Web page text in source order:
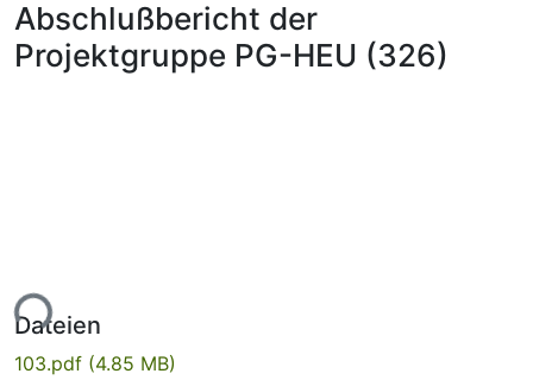
FAQ
Abschlußbericht der
Projektgruppe PG-HEU (326)
Dateien
103.pdf (4.85 MB)